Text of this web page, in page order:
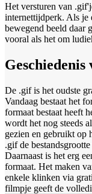
Het versturen van
internettijdperk. Als je
bewegend beeld daar
vooral als het om
Geschiedenis
De .gif is het oudste
Vandaag bestaat het
formaat bestaat heeft
wordt het nog steeds
gezien en gebruikt op
.gif de
Daarnaast is het erg
formaat. Het maken
enkele klinken via
filmpje geeft de